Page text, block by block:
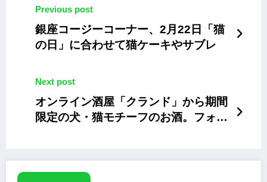
Previous post
銀座コージーコーナー、2月22日「猫
の日」に合わせて猫ケーキやサブレ
Next post
オンライン酒屋「クランド」から期間
限定の犬・猫モチーフのお酒。フォト